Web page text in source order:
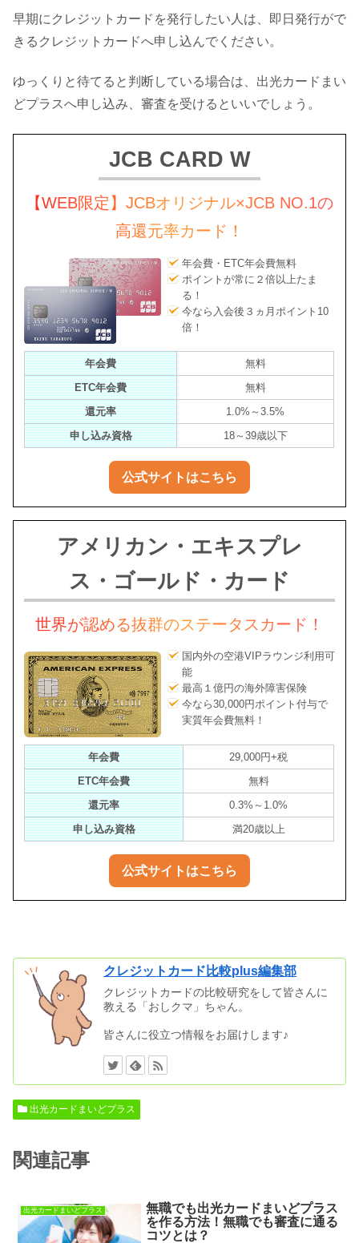
早期にクレジットカードを発行したい人は、即日発行がで
きるクレジットカードへ申し込んでください。
ゆっくりと待てると判断している場合は、出光カードまい
どプラスへ申し込み、審査を受けるといいでしょう。
JCB CARD W
【WEB限定】JCBオリジナル×JCB NO.1の
高還元率カード！
年会費・ETC年会費無料
ポイントが常に２倍以上たま
る！
今なら入会後３ヵ月ポイント10
倍！
年会費
無料
ETC年会費
無料
還元率
1.0%～3.5%
申し込み資格
18～39歳以下
公式サイトはこちら
アメリカン・エキスプレ
ス・ゴールド・カード
世界が認める抜群のステータスカード！
国内外の空港VIPラウンジ利用可
能
最高１億円の海外障害保険
今なら30,000円ポイント付与で
実質年会費無料！
年会費
29,000円+税
ETC年会費
無料
還元率
0.3%～1.0%
申し込み資格
満20歳以上
公式サイトはこちら
クレジットカード比較plus編集部
クレジットカードの比較研究をして皆さんに
教える「おしクマ」ちゃん。
皆さんに役立つ情報をお届けします♪
出光カードまいどプラス
関連記事
出光カードまいどプラス
無職でも出光カードまいどプラス
を作る方法！無職でも審査に通る
コツとは？